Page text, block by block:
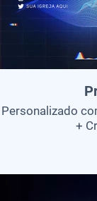
Personalizado
+